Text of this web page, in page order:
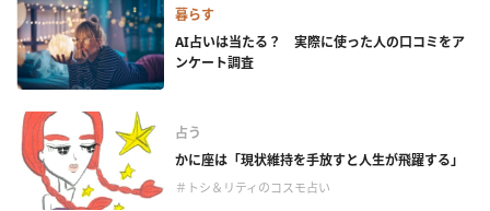
暮らす
AI占いは当たる？ 実際に使った人の口コミをア
ンケート調査
占う
かに座は「現状維持を手放すと人生が飛躍する」
＃トシ＆リティのコスモ占い